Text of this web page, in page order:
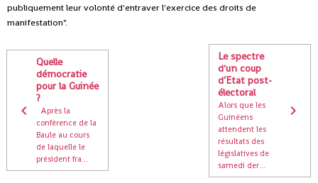
publiquement leur volonté d'entraver l'exercice des droits de
manifestation".
Quelle
démocratie
pour la Guinée
?
Après la
conférence de la
Baule au cours
de laquelle le
président fra...
Le spectre
d'un coup
d’Etat post-
électoral
Alors que les
Guinéens
attendent les
résultats des
législatives de
samedi der...